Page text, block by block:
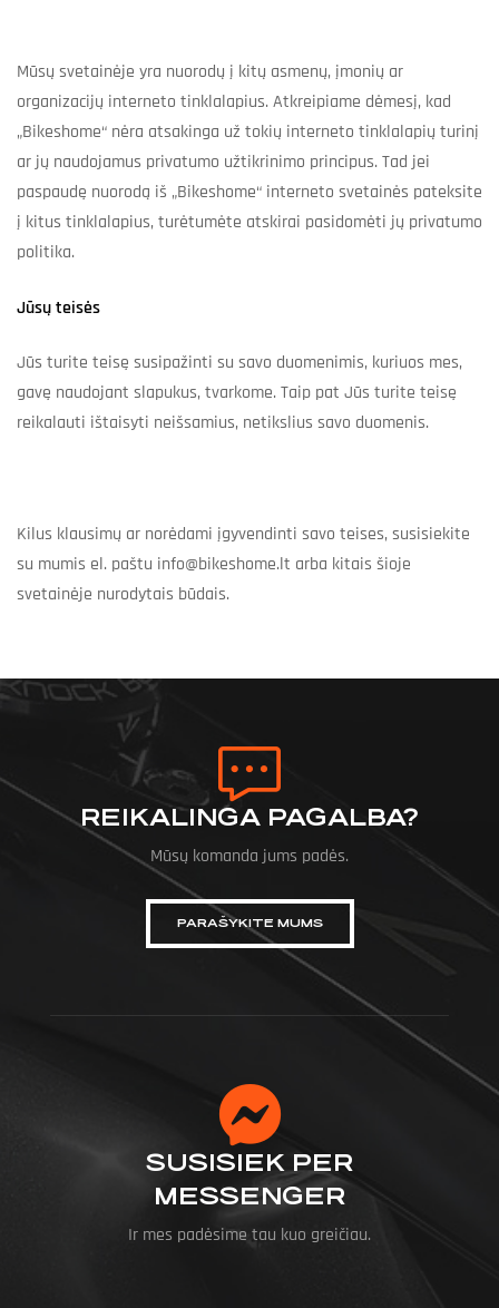
Mūsų svetainėje yra nuorodų į kitų asmenų, įmonių ar
organizacijų interneto tinklalapius. Atkreipiame dėmesį, kad
„Bikeshome“ nėra atsakinga už tokių interneto tinklalapių turinį
ar jų naudojamus privatumo užtikrinimo principus. Tad jei
paspaudę nuorodą iš „Bikeshome“ interneto svetainės pateksite
į kitus tinklalapius, turėtumėte atskirai pasidomėti jų privatumo
politika.
Jūsų teisės
Jūs turite teisę susipažinti su savo duomenimis, kuriuos mes,
gavę naudojant slapukus, tvarkome. Taip pat Jūs turite teisę
reikalauti ištaisyti neišsamius, netikslius savo duomenis.
Kilus klausimų ar norėdami įgyvendinti savo teises, susisiekite
su mumis el. paštu info@bikeshome.lt arba kitais šioje
svetainėje nurodytais būdais.
REIKALINGA PAGALBA?
Mūsų komanda jums padės.
PARAŠYKITE MUMS
SUSISIEK PER
MESSENGER
Ir mes padėsime tau kuo greičiau.